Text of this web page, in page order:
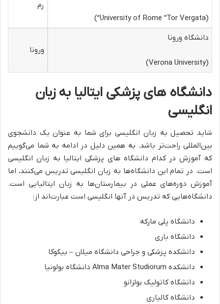
(University of Rome “Tor Vergata”)
رم
دانشگاه ورونا
(Verona University)
ورونا
دانشگاه های پزشکی ایتالیا به زبان
انگلیسی
شاید تحصیل به زبان انگلیسی برای شما به عنوان یک دانشجوی
بین‌المللی راحت‌تر باشد. به همین دلیل در ادامه به شما می‌گوییم
که آموزش در کدام دانشگاه‌ های پزشکی ایتالیا به زبان انگلیسی
است. در تمام این دانشگاه‌ها به زبان انگلیسی تدریس می‌کنند، اما
آموزش دوره‌های عملی در بیمارستان‌ها به زبان ایتالیایی است.
دانشگاه‌هایی که تدریس در آنها انگلیسی است عبارت‌اند از:
دانشگاه پلی مارکه
دانشگاه باری
دانشکده پزشکی و جراحی دانشگاه میلان – بیکوکا
دانشکده Alma Mater Studiorum دانشگاه بولونیا
دانشگاه کاتولیک بولزانو
دانشگاه کالیاری